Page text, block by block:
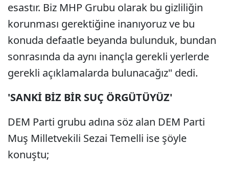
esastır. Biz MHP Grubu olarak bu gizliliğin
korunması gerektiğine inanıyoruz ve bu
konuda defaatle beyanda bulunduk, bundan
sonrasında da aynı inançla gerekli yerlerde
gerekli açıklamalarda bulunacağız" dedi.
'SANKİ BİZ BİR SUÇ ÖRGÜTÜYÜZ'
DEM Parti grubu adına söz alan DEM Parti
Muş Milletvekili Sezai Temelli ise şöyle
konuştu;